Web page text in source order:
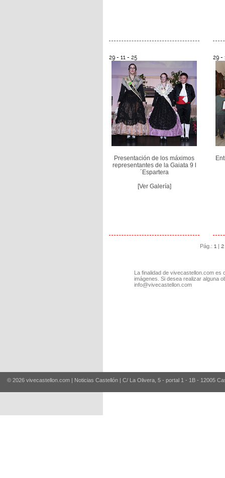
29 - 11 - 25
Presentación de los máximos
representantes de la Gaiata 9 l
´Espartera
[Ver Galería]
29 -
Pág.: 1 | 2
La finalidad de vivecastellon.com
imágenes. Si desea realizar alguna
info@vivecastellon.com
© 2026 vivecastellon.com | Noticias Castellón | C/ La Olivera, 5 - portal 1 - 1B - 12005